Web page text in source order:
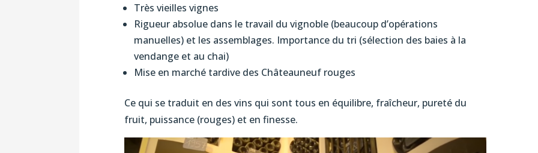
Très vieilles vignes
Rigueur absolue dans le travail du vignoble (beaucoup d’opérations
manuelles) et les assemblages. Importance du tri (sélection des baies à la
vendange et au chai)
Mise en marché tardive des Châteauneuf rouges
Ce qui se traduit en des vins qui sont tous en équilibre, fraîcheur, pureté du
fruit, puissance (rouges) et en finesse.